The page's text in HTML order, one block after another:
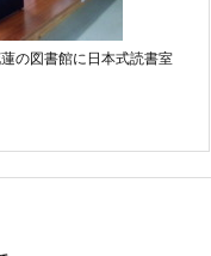
の図書館に日本式読書室